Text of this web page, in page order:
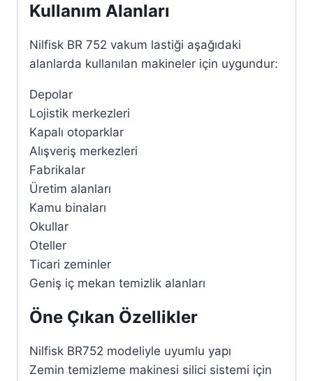
Kullanım Alanları
Nilfisk BR 752 vakum lastiği aşağıdaki
alanlarda kullanılan makineler için uygundur:
Depolar
Lojistik merkezleri
Kapalı otoparklar
Alışveriş merkezleri
Fabrikalar
Üretim alanları
Kamu binaları
Okullar
Oteller
Ticari zeminler
Geniş iç mekan temizlik alanları
Öne Çıkan Özellikler
Nilfisk BR752 modeliyle uyumlu yapı
Zemin temizleme makinesi silici sistemi için